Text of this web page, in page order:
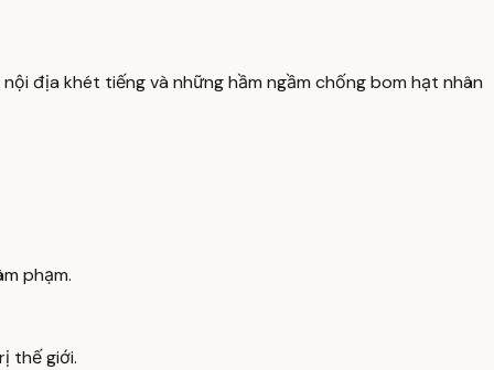
địa khét tiếng và những hầm ngầm chống bom hạt nhân
phạm.
thế giới.